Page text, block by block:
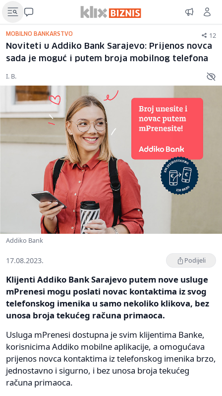
MOBILNO BANKARSTVO 12
Noviteti u Addiko Bank Sarajevo: Prijenos novca
sada je moguć i putem broja mobilnog telefona
I. B.
Addiko Bank
17.08.2023. Podijeli
Klijenti Addiko Bank Sarajevo putem nove usluge
mPrenesi mogu poslati novac kontaktima iz svog
telefonskog imenika u samo nekoliko klikova, bez
unosa broja tekućeg računa primaoca.
Usluga mPrenesi dostupna je svim klijentima Banke,
korisnicima Addiko mobilne aplikacije, a omogućava
prijenos novca kontaktima iz telefonskog imenika brzo,
jednostavno i sigurno, i bez unosa broja tekućeg
računa primaoca.